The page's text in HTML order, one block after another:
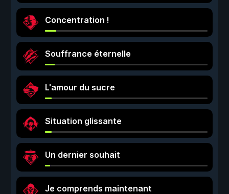
Concentration !
Souffrance éternelle
L'amour du sucre
Situation glissante
Un dernier souhait
Je comprends maintenant